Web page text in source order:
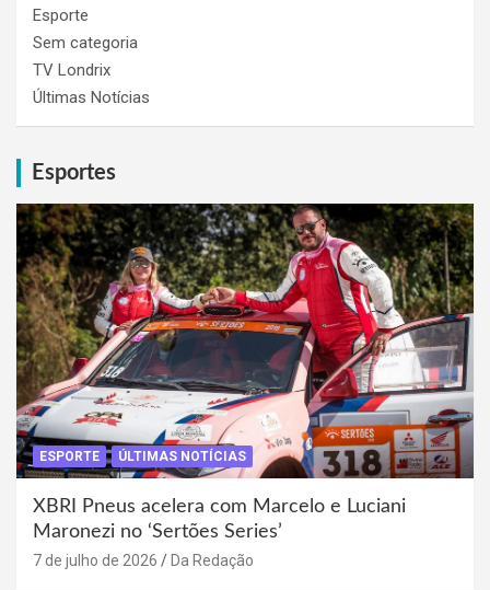
Esporte
Sem categoria
TV Londrix
Últimas Notícias
Esportes
ESPORTE ÚLTIMAS NOTÍCIAS
XBRI Pneus acelera com Marcelo e Luciani
Maronezi no ‘Sertões Series’
7 de julho de 2026 Da Redação